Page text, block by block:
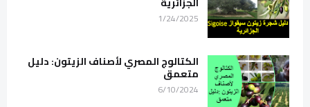
1/24/2025
الكتالوج المصري لأصناف الزيتون: دليل
متعمق
6/10/2024